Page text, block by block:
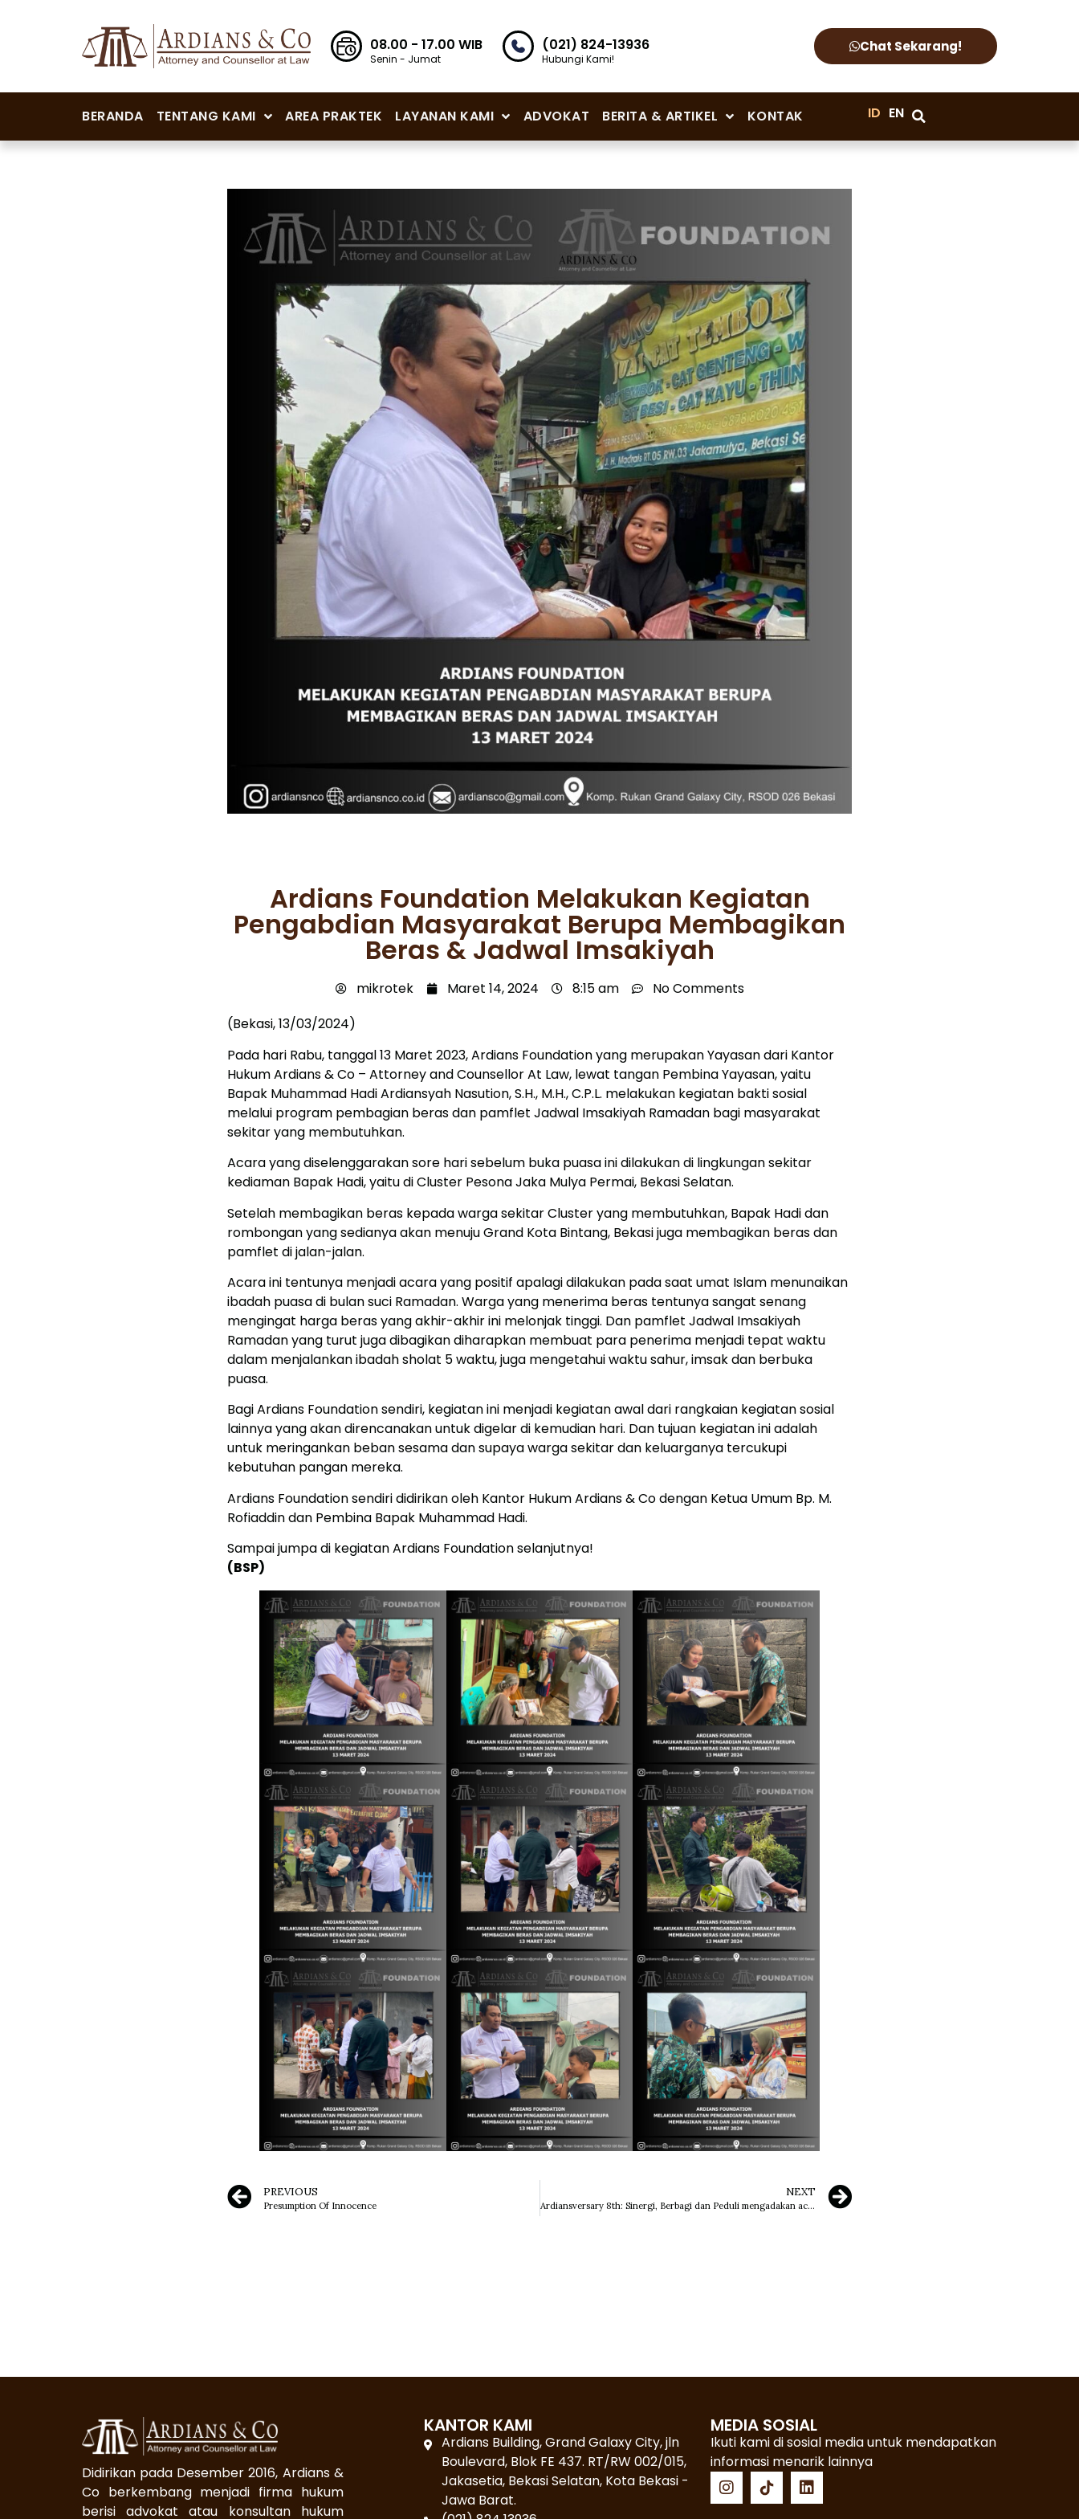
08.00 - 17.00 WIB
Senin - Jumat
(021) 824-13936
Hubungi Kami!
Chat Sekarang!
BERANDA TENTANG KAMI AREA PRAKTEK LAYANAN KAMI ADVOKAT BERITA & ARTIKEL KONTAK ID EN
Ardians Foundation Melakukan Kegiatan
Pengabdian Masyarakat Berupa Membagikan
Beras & Jadwal Imsakiyah
mikrotek Maret 14, 2024 8:15 am
No Comments
(Bekasi, 13/03/2024)
Pada hari Rabu, tanggal 13 Maret 2023, Ardians Foundation yang merupakan Yayasan dari Kantor
Hukum Ardians & Co – Attorney and Counsellor At Law, lewat tangan Pembina Yayasan, yaitu
Bapak Muhammad Hadi Ardiansyah Nasution, S.H., M.H., C.P.L. melakukan kegiatan bakti sosial
melalui program pembagian beras dan pamflet Jadwal Imsakiyah Ramadan bagi masyarakat
sekitar yang membutuhkan.
Acara yang diselenggarakan sore hari sebelum buka puasa ini dilakukan di lingkungan sekitar
kediaman Bapak Hadi, yaitu di Cluster Pesona Jaka Mulya Permai, Bekasi Selatan.
Setelah membagikan beras kepada warga sekitar Cluster yang membutuhkan, Bapak Hadi dan
rombongan yang sedianya akan menuju Grand Kota Bintang, Bekasi juga membagikan beras dan
pamflet di jalan-jalan.
Acara ini tentunya menjadi acara yang positif apalagi dilakukan pada saat umat Islam menunaikan
ibadah puasa di bulan suci Ramadan. Warga yang menerima beras tentunya sangat senang
mengingat harga beras yang akhir-akhir ini melonjak tinggi. Dan pamflet Jadwal Imsakiyah
Ramadan yang turut juga dibagikan diharapkan membuat para penerima menjadi tepat waktu
dalam menjalankan ibadah sholat 5 waktu, juga mengetahui waktu sahur, imsak dan berbuka
puasa.
Bagi Ardians Foundation sendiri, kegiatan ini menjadi kegiatan awal dari rangkaian kegiatan sosial
lainnya yang akan direncanakan untuk digelar di kemudian hari. Dan tujuan kegiatan ini adalah
untuk meringankan beban sesama dan supaya warga sekitar dan keluarganya tercukupi
kebutuhan pangan mereka.
Ardians Foundation sendiri didirikan oleh Kantor Hukum Ardians & Co dengan Ketua Umum Bp. M.
Rofiaddin dan Pembina Bapak Muhammad Hadi.
Sampai jumpa di kegiatan Ardians Foundation selanjutnya!
(BSP)
PREVIOUS
Presumption Of Innocence
NEXT
Ardiansversary 8th: Sinergi, Berbagi dan Peduli mengadakan acara Khitanan Massal, Santunan dan Cek Kesehatan Gratis
Didirikan pada Desember 2016, Ardians &
Co berkembang menjadi firma hukum
berisi advokat atau konsultan hukum
KANTOR KAMI
Ardians Building, Grand Galaxy City, jln
Boulevard, Blok FE 437. RT/RW 002/015,
Jakasetia, Bekasi Selatan, Kota Bekasi -
Jawa Barat.
MEDIA SOSIAL
Ikuti kami di sosial media untuk mendapatkan
informasi menarik lainnya